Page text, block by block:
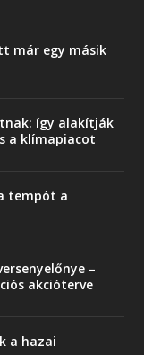
már egy másik
így alakítják
a klímapiacot
tempót a
–
akcióterve
a hazai